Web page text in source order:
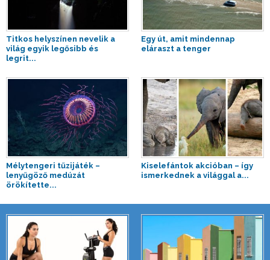
Titkos helyszínen nevelik a
világ egyik legősibb és
legrit...
Egy út, amit mindennap
eláraszt a tenger
Mélytengeri tűzijáték –
lenyűgöző medúzát
örökítette...
Kiselefántok akcióban – így
ismerkednek a világgal a...